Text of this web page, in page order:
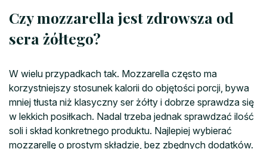
Czy mozzarella jest zdrowsza od
sera żółtego?
W wielu przypadkach tak. Mozzarella często ma
korzystniejszy stosunek kalorii do objętości porcji, bywa
mniej tłusta niż klasyczny ser żółty i dobrze sprawdza się
w lekkich posiłkach. Nadal trzeba jednak sprawdzać ilość
soli i skład konkretnego produktu. Najlepiej wybierać
mozzarellę o prostym składzie, bez zbędnych dodatków.